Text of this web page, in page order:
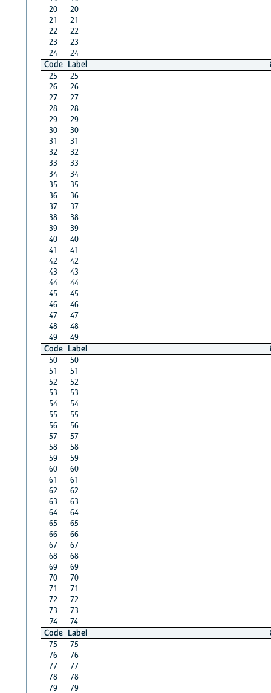
20
20
21
21
22
22
23
23
24
24
Code Label
25
25
26
26
27
27
28
28
29
29
30
30
31
31
32
32
33
33
34
34
35
35
36
36
37
37
38
38
39
39
40
40
41
41
42
42
43
43
44
44
45
45
46
46
47
47
48
48
49
49
Code Label
50
50
51
51
52
52
53
53
54
54
55
55
56
56
57
57
58
58
59
59
60
60
61
61
62
62
63
63
64
64
65
65
66
66
67
67
68
68
69
69
70
70
71
71
72
72
73
73
74
74
Code Label
75
75
76
76
77
77
78
78
79
79